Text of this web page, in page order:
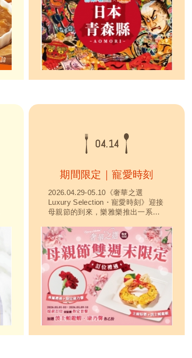
加，感受日本青森縣的魅力、品嚐
融合台日美味的獨創便當！
04.14
期間限定｜寵愛時刻
2026.04.29-05.10《奢華之選
Luxury Selection・寵愛時刻》迎接
母親節的到來，樂雅樂推出一系列
蝦 x 香烤豬肋排」為靈感，波士頓
龍蝦有著肉質緊實飽滿、風味細緻
清甜，是經典海味代表，而豬肋排
以肉質柔嫩、濃郁肉香與豐富層次
口感為特色，在特別值得慶...